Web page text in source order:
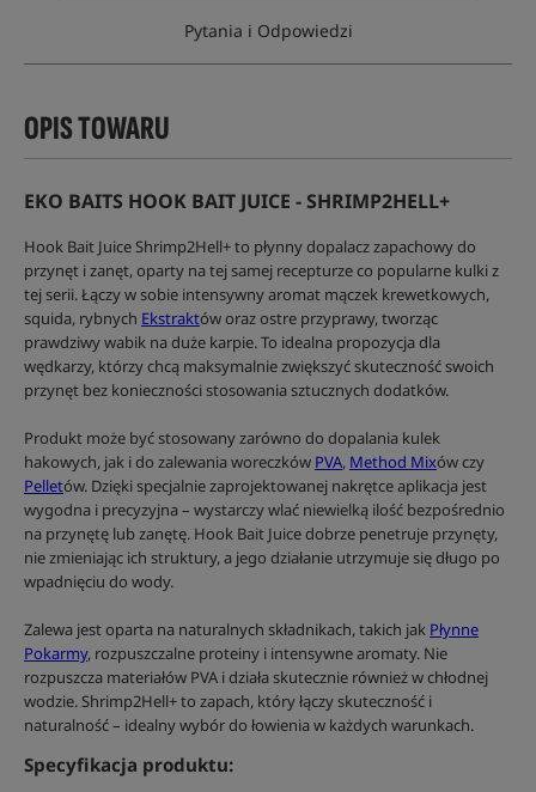
Pytania i Odpowiedzi
OPIS TOWARU
EKO BAITS HOOK BAIT JUICE - SHRIMP2HELL+
Hook Bait Juice Shrimp2Hell+ to płynny dopalacz zapachowy do
przynęt i zanęt, oparty na tej samej recepturze co popularne kulki z
tej serii. Łączy w sobie intensywny aromat mączek krewetkowych,
squida, rybnych Ekstraktów oraz ostre przyprawy, tworząc
prawdziwy wabik na duże karpie. To idealna propozycja dla
wędkarzy, którzy chcą maksymalnie zwiększyć skuteczność swoich
przynęt bez konieczności stosowania sztucznych dodatków.
Produkt może być stosowany zarówno do dopalania kulek
hakowych, jak i do zalewania woreczków PVA, Method Mixów czy
Pelletów. Dzięki specjalnie zaprojektowanej nakrętce aplikacja jest
wygodna i precyzyjna – wystarczy wlać niewielką ilość bezpośrednio
na przynętę lub zanętę. Hook Bait Juice dobrze penetruje przynęty,
nie zmieniając ich struktury, a jego działanie utrzymuje się długo po
wpadnięciu do wody.
Zalewa jest oparta na naturalnych składnikach, takich jak Płynne
Pokarmy, rozpuszczalne proteiny i intensywne aromaty. Nie
rozpuszcza materiałów PVA i działa skutecznie również w chłodnej
wodzie. Shrimp2Hell+ to zapach, który łączy skuteczność i
naturalność – idealny wybór do łowienia w każdych warunkach.
Specyfikacja produktu: